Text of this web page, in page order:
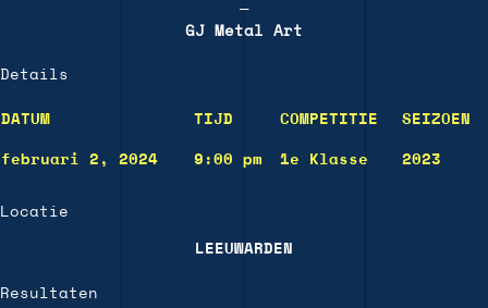
—
GJ Metal Art
Details
DATUM TIJD COMPETITIE SEIZOEN
februari 2, 2024 9:00 pm 1e Klasse 2023
Locatie
LEEUWARDEN
Resultaten